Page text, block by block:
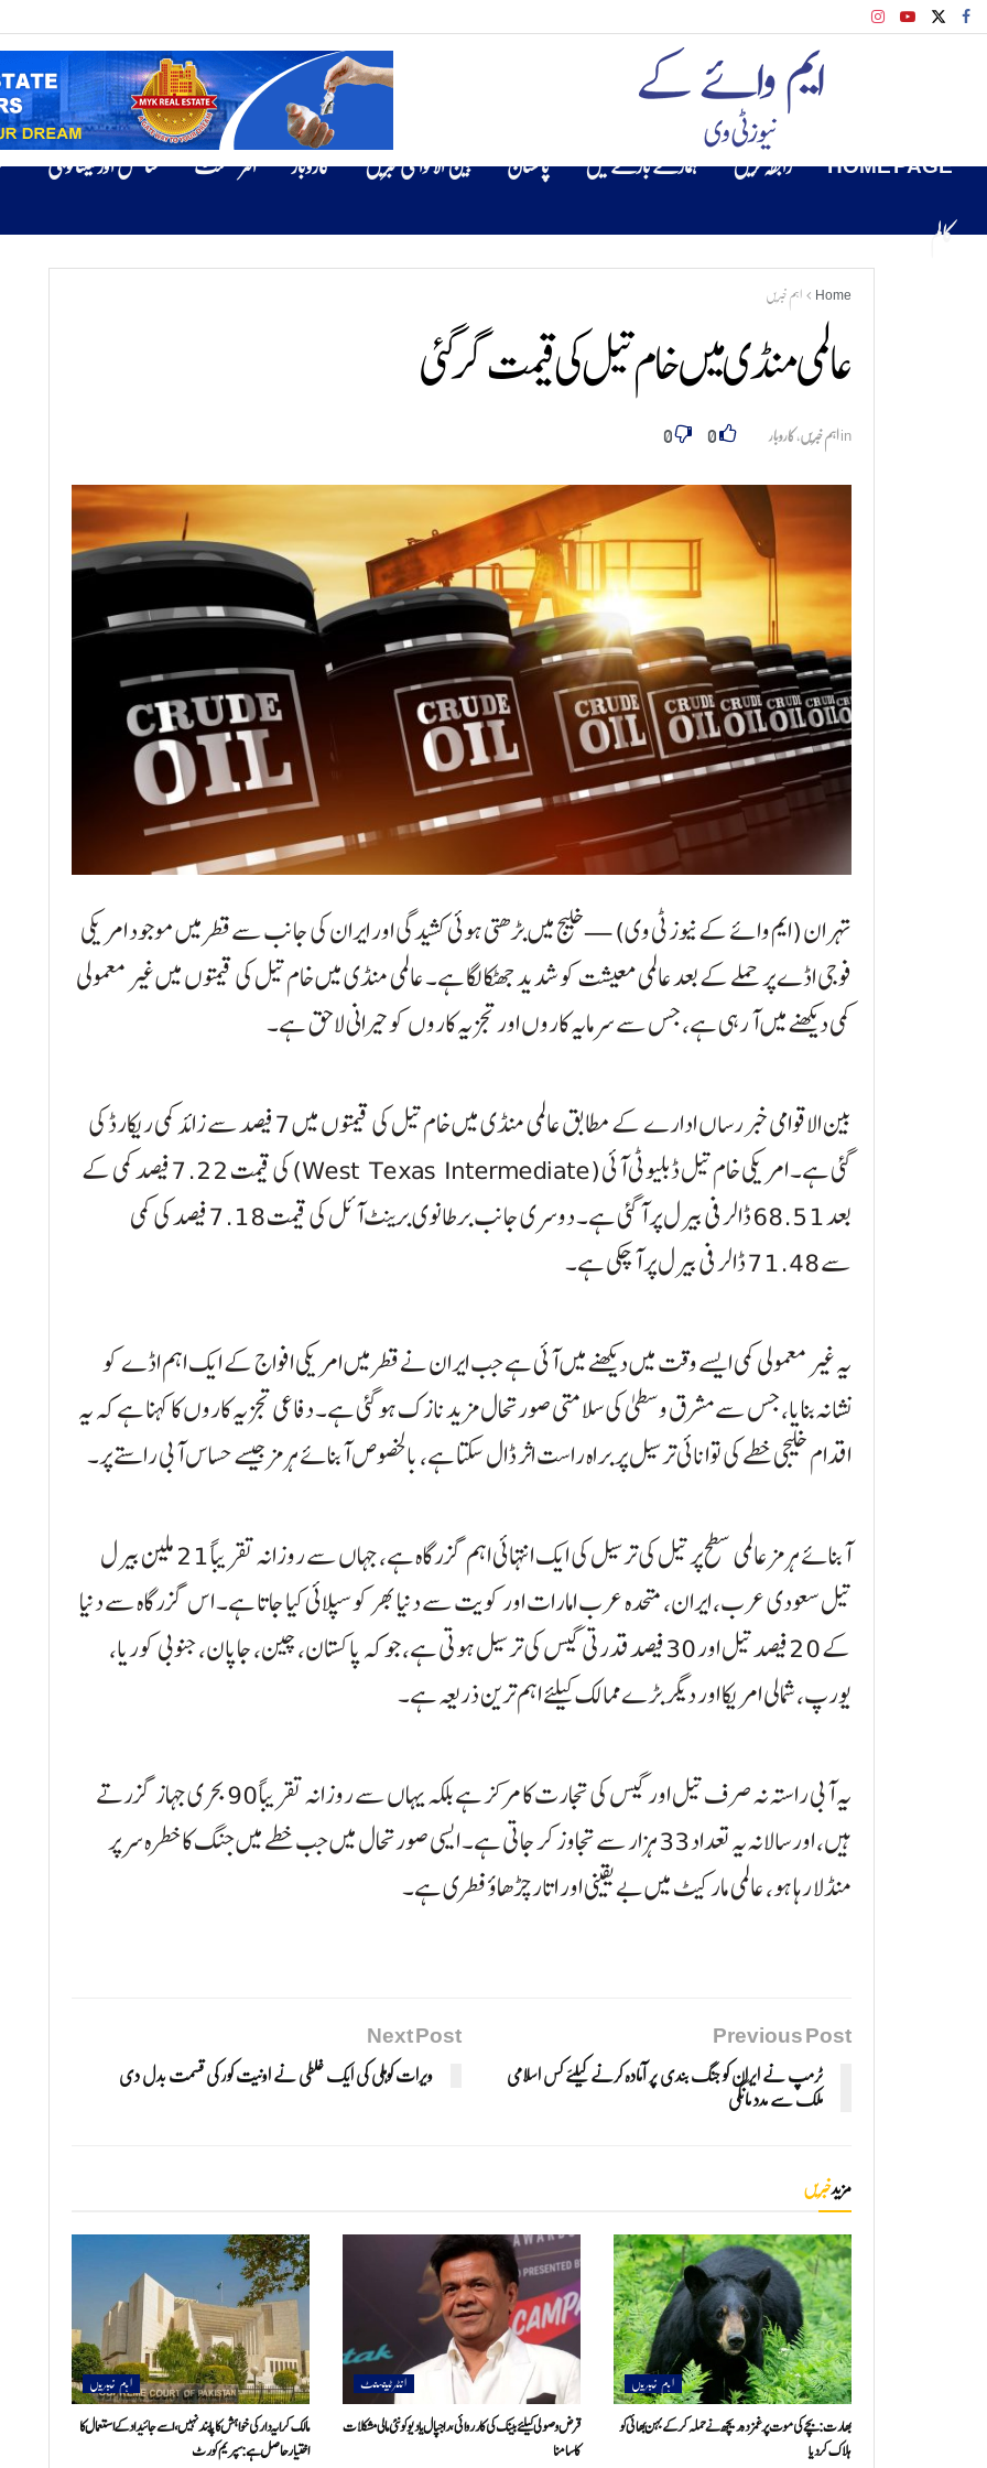
HOME PAGE رابطہ کریں ہمارے بارے میں پاکستان بین الاقوامی خبریں کاروبار انٹرٹینمنٹ سائنس اور ٹیکنالوجی
کالم
Home اہم خبریں
عالمی منڈی میں خام تیل کی قیمت گرگئی
in اہم خبریں, کاروبار 0
0
تہران (ایم وائے کے نیوز ٹی وی) — خلیج میں بڑھتی ہوئی کشیدگی اور ایران کی جانب سے قطر میں موجود امریکی
فوجی اڈے پر حملے کے بعد عالمی معیشت کو شدید جھٹکا لگا ہے۔ عالمی منڈی میں خام تیل کی قیمتوں میں غیر معمولی
کمی دیکھنے میں آ رہی ہے، جس سے سرمایہ کاروں اور تجزیہ کاروں کو حیرانی لاحق ہے۔
بین الاقوامی خبر رساں ادارے کے مطابق عالمی منڈی میں خام تیل کی قیمتوں میں 7 فیصد سے زائد کمی ریکارڈ کی
گئی ہے۔ امریکی خام تیل ڈبلیو ٹی آئی (West Texas Intermediate) کی قیمت 7.22 فیصد کمی کے
بعد 68.51 ڈالر فی بیرل پر آ گئی ہے۔ دوسری جانب برطانوی برینٹ آئل کی قیمت 7.18 فیصد کی کمی
سے 71.48 ڈالر فی بیرل پر آ چکی ہے۔
یہ غیر معمولی کمی ایسے وقت میں دیکھنے میں آئی ہے جب ایران نے قطر میں امریکی افواج کے ایک اہم اڈے کو
نشانہ بنایا، جس سے مشرق وسطیٰ کی سلامتی صورتحال مزید نازک ہو گئی ہے۔ دفاعی تجزیہ کاروں کا کہنا ہے کہ یہ
اقدام خلیجی خطے کی توانائی ترسیل پر براہ راست اثر ڈال سکتا ہے، بالخصوص آبنائے ہرمز جیسے حساس آبی راستے پر۔
آبنائے ہرمز عالمی سطح پر تیل کی ترسیل کی ایک انتہائی اہم گزرگاہ ہے، جہاں سے روزانہ تقریباً 21 ملین بیرل
تیل سعودی عرب، ایران، متحدہ عرب امارات اور کویت سے دنیا بھر کو سپلائی کیا جاتا ہے۔ اس گزرگاہ سے دنیا
کے 20 فیصد تیل اور 30 فیصد قدرتی گیس کی ترسیل ہوتی ہے، جو کہ پاکستان، چین، جاپان، جنوبی کوریا،
یورپ، شمالی امریکا اور دیگر بڑے ممالک کیلئے اہم ترین ذریعہ ہے۔
یہ آبی راستہ نہ صرف تیل اور گیس کی تجارت کا مرکز ہے بلکہ یہاں سے روزانہ تقریباً 90 بحری جہاز گزرتے
ہیں، اور سالانہ یہ تعداد 33 ہزار سے تجاوز کر جاتی ہے۔ ایسی صورتحال میں جب خطے میں جنگ کا خطرہ سر پر
منڈلا رہا ہو، عالمی مارکیٹ میں بے یقینی اور اتار چڑھاؤ فطری ہے۔
Previous Post
ٹرمپ نے ایران کو جنگ بندی پر آمادہ کرنے کیلئے کس اسلامی
ملک سے مدد مانگی
Next Post
ویرات کوہلی کی ایک غلطی نے اونیت کور کی قسمت بدل دی
مزیدخبریں
اہم خبریں
بھارت: بچے کی موت پر غمزدہ ریچھ نے حملہ کرکے بہن بھائی کو
ہلاک کردیا
انٹرٹینمنٹ
قرض وصولی کیلئے بینک کی کارروائی، راجپال یادیو کو نئی مالی مشکلات
کا سامنا
اہم خبریں
مالک کرایہ دار کی خواہش کا پابند نہیں، اسے جائیداد کے استعمال کا
اختیار حاصل ہے: سپریم کورٹ